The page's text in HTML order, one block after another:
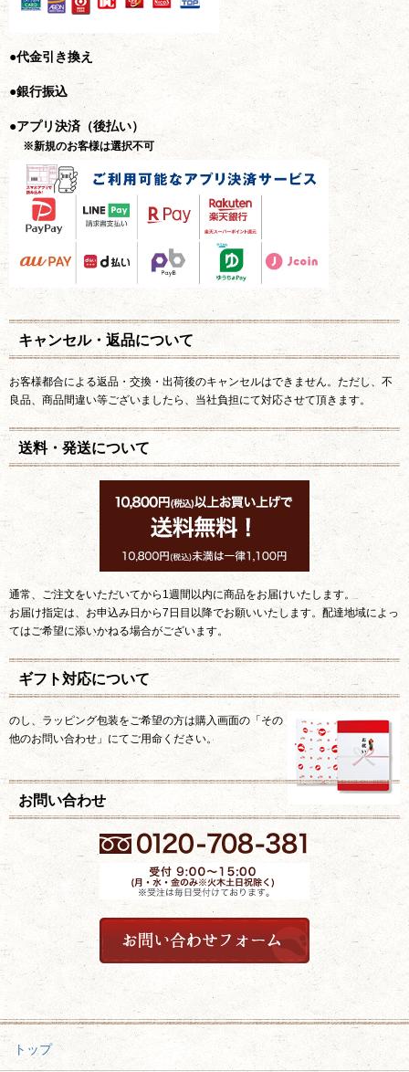
●代金引き換え
●銀行振込
●アプリ決済（後払い）
※新規のお客様は選択不可
キャンセル・返品について
お客様都合による返品・交換・出荷後のキャンセルはできません。ただし、不
良品、商品間違い等ございましたら、当社負担にて対応させて頂きます。
送料・発送について
通常、ご注文をいただいてから1週間以内に商品をお届けいたします。
お届け指定は、お申込み日から7日目以降でお願いいたします。配達地域によっ
てはご希望に添いかねる場合がございます。
ギフト対応について
のし、ラッピング包装をご希望の方は購入画面の「その
他のお問い合わせ」にてご用命ください。
お問い合わせ
トップ